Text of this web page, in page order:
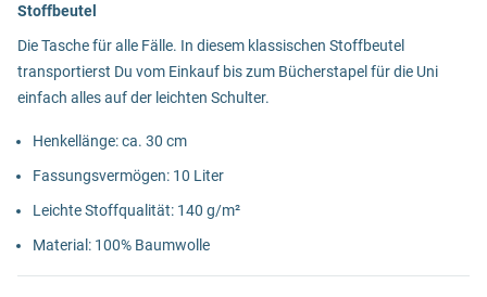
Stoffbeutel
Die Tasche für alle Fälle. In diesem klassischen Stoffbeutel
transportierst Du vom Einkauf bis zum Bücherstapel für die Uni
einfach alles auf der leichten Schulter.
Henkellänge: ca. 30 cm
Fassungsvermögen: 10 Liter
Leichte Stoffqualität: 140 g/m²
Material: 100% Baumwolle